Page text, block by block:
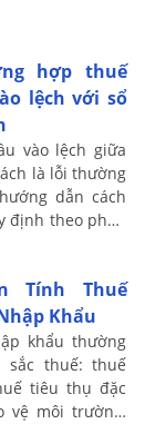
...
lệch với sổ
vào lệch giữa
là lỗi thường
dẫn cách
định theo pháp
Khẩu
khẩu thường
sắc thuế: thuế
tiêu thụ đặc
vệ môi trường,